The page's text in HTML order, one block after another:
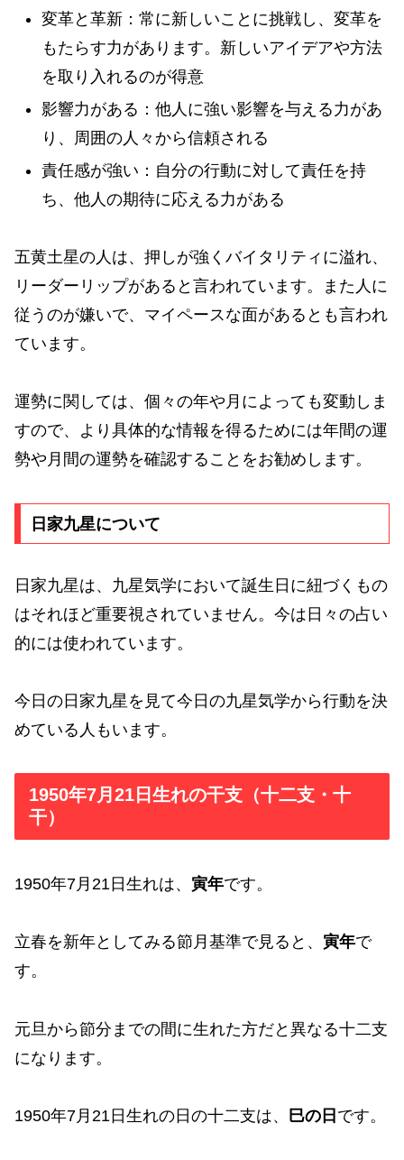
変革と革新：常に新しいことに挑戦し、変革を
もたらす力があります。新しいアイデアや方法
を取り入れるのが得意
影響力がある：他人に強い影響を与える力があ
り、周囲の人々から信頼される
責任感が強い：自分の行動に対して責任を持
ち、他人の期待に応える力がある
五黄土星の人は、押しが強くバイタリティに溢れ、
リーダーリップがあると言われています。また人に
従うのが嫌いで、マイペースな面があるとも言われ
ています。
運勢に関しては、個々の年や月によっても変動しま
すので、より具体的な情報を得るためには年間の運
勢や月間の運勢を確認することをお勧めします。
日家九星について
日家九星は、九星気学において誕生日に紐づくもの
はそれほど重要視されていません。今は日々の占い
的には使われています。
今日の日家九星を見て今日の九星気学から行動を決
めている人もいます。
1950年7月21日生れの干支（十二支・十
干）
1950年7月21日生れは、 寅年です。
立春を新年としてみる節月基準で見ると、 寅年で
す。
元旦から節分までの間に生れた方だと異なる十二支
になります。
1950年7月21日生れの日の十二支は、 巳の日 です。